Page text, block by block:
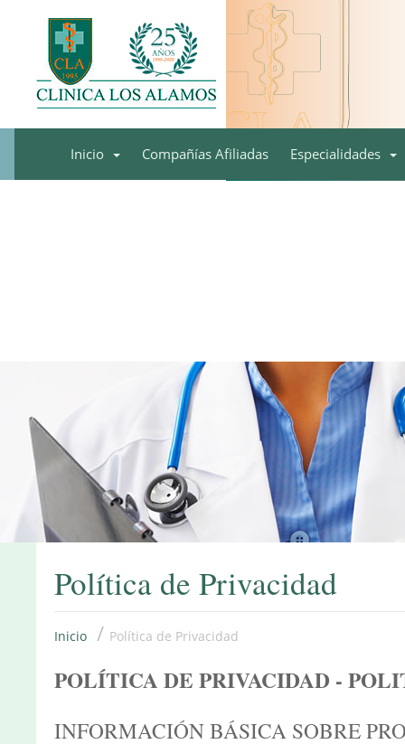
Inicio Compañías Afiliadas Especialidades
Política de Privacidad
Inicio / Política de Privacidad
POLÍTICA DE PRIVACIDAD -
INFORMACIÓN BÁSICA SOBRE